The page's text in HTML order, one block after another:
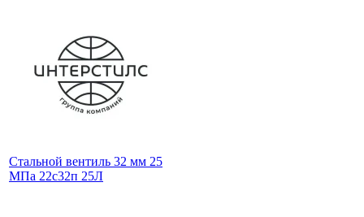
Стальной вентиль 32 мм 25
МПа 22с32п 25Л